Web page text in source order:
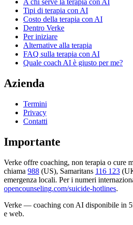
A chi serve la terapia con AI
Tipi di terapia con AI
Costo della terapia con AI
Dentro Verke
Per iniziare
Alternative alla terapia
FAQ sulla terapia con AI
Quale coach AI è giusto per me?
Azienda
Termini
Privacy
Contatti
Importante
Verke offre coaching, non terapia o cure
chiama 988 (US), Samaritans 116 123
emergenza locali. Per i numeri
opencounseling.com/suicide-hotlines.
Verke — coaching con AI disponibile in
e web.